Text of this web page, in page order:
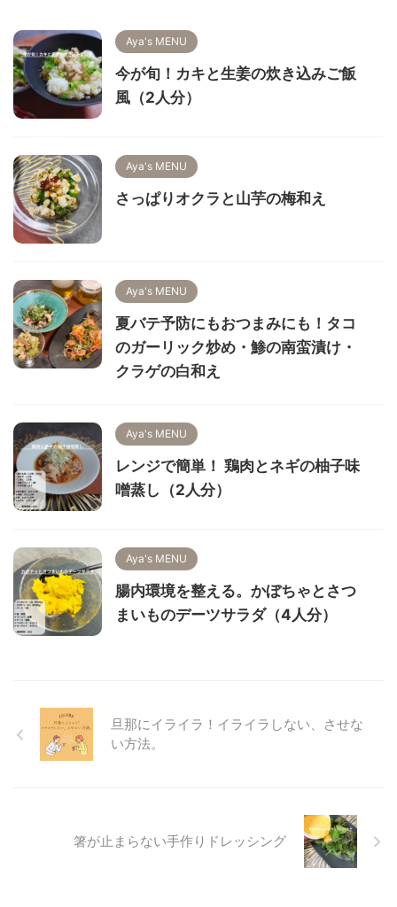
Aya's MENU
今が旬！カキと生姜の炊き込みご飯
風（2人分）
Aya's MENU
さっぱりオクラと山芋の梅和え
Aya's MENU
夏バテ予防にもおつまみにも！タコ
のガーリック炒め・鯵の南蛮漬け・
クラゲの白和え
Aya's MENU
レンジで簡単！ 鶏肉とネギの柚子味
噌蒸し（2人分）
Aya's MENU
腸内環境を整える。かぼちゃとさつ
まいものデーツサラダ（4人分）
旦那にイライラ！イライラしない、させな
い方法。
箸が止まらない手作りドレッシング